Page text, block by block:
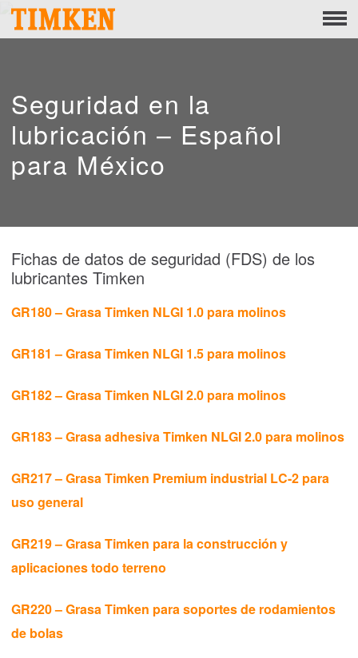
Menu
직원
포트폴리오
제품
엔지니어링 베어링 솔루션
Roller Bearings
Timken® Mounted Bearings
EnviroSpexx™에너지 효율 베어링
Ball Bearings
Plain Bearings
Thrust Bearings
Seguridad en la
lubricación – Español
para México
Fichas de datos de seguridad (FDS) de los
lubricantes Timken
GR180 – Grasa Timken NLGI 1.0 para molinos
GR181 – Grasa Timken NLGI 1.5 para molinos
GR182 – Grasa Timken NLGI 2.0 para molinos
GR183 – Grasa adhesiva Timken NLGI 2.0 para molinos
GR217 – Grasa Timken Premium industrial LC-2 para
uso general
GR219 – Grasa Timken para la construcción y
aplicaciones todo terreno
GR220 – Grasa Timken para soportes de rodamientos
de bolas